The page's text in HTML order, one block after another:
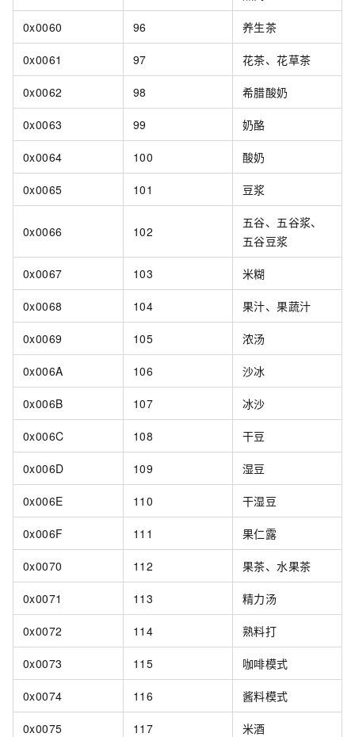
0x0060 96 养生茶
0x0061 97 花茶、花草茶
0x0062 98 希腊酸奶
0x0063 99 奶酪
0x0064 100 酸奶
0x0065 101 豆浆
0x0066 102
五谷、五谷浆、
五谷豆浆
0x0067 103 米糊
0x0068 104 果汁、果蔬汁
0x0069 105 浓汤
0x006A 106 沙冰
0x006B 107 冰沙
0x006C 108 干豆
0x006D 109 湿豆
0x006E 110 干湿豆
0x006F 111 果仁露
0x0070 112 果茶、水果茶
0x0071 113 精力汤
0x0072 114 熟料打
0x0073 115 咖啡模式
0x0074 116 酱料模式
0x0075 117 米酒